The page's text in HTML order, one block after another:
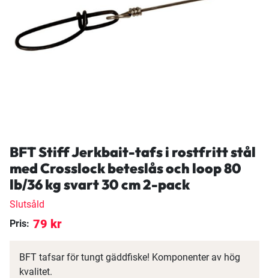
BFT Stiff Jerkbait-tafs i rostfritt stål
med Crosslock beteslås och loop 80
lb/36 kg svart 30 cm 2-pack
Slutsåld
Pris: 79 kr
BFT tafsar för tungt gäddfiske! Komponenter av hög
kvalitet.